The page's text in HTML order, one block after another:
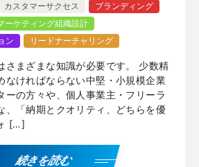
カスタマーサクセス
ブランディング
ーケティング組織設計
ン
リードナーチャリング
さまざまな知識が必要です。 少数精
なければならない中堅・小規模企業
ーの方々や、個人事業主・フリーラ
、「納期とクオリティ、どちらを優
[…]
続きを読む